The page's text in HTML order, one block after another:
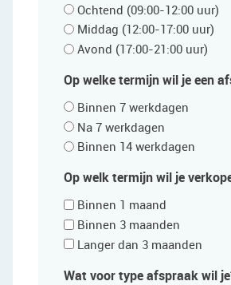
Ochtend (09:00-12:00 uur)
Middag (12:00-17:00 uur)
Avond (17:00-21:00 uur)
Op welke termijn wil je een
Binnen 7 werkdagen
Na 7 werkdagen
Binnen 14 werkdagen
Op welk termijn wil je
Binnen 1 maand
Binnen 3 maanden
Langer dan 3 maanden
Wat voor type afspraak wil